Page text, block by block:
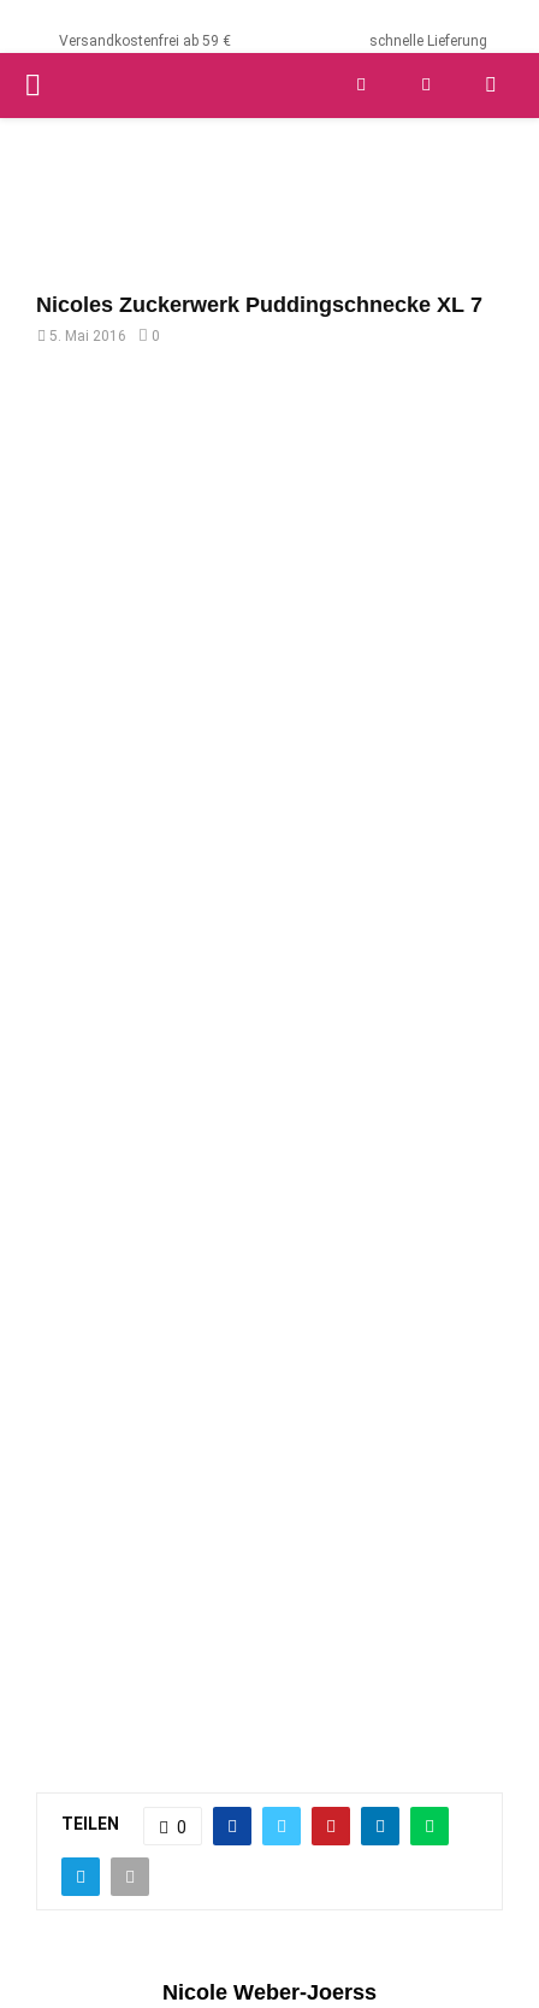
Versandkostenfrei ab 59 € schnelle Lieferung
PRIMARY
Nicoles Zuckerwerk Puddingschnecke XL 7
5. Mai 2016 0
TEILEN 0
Nicole Weber-Joerss